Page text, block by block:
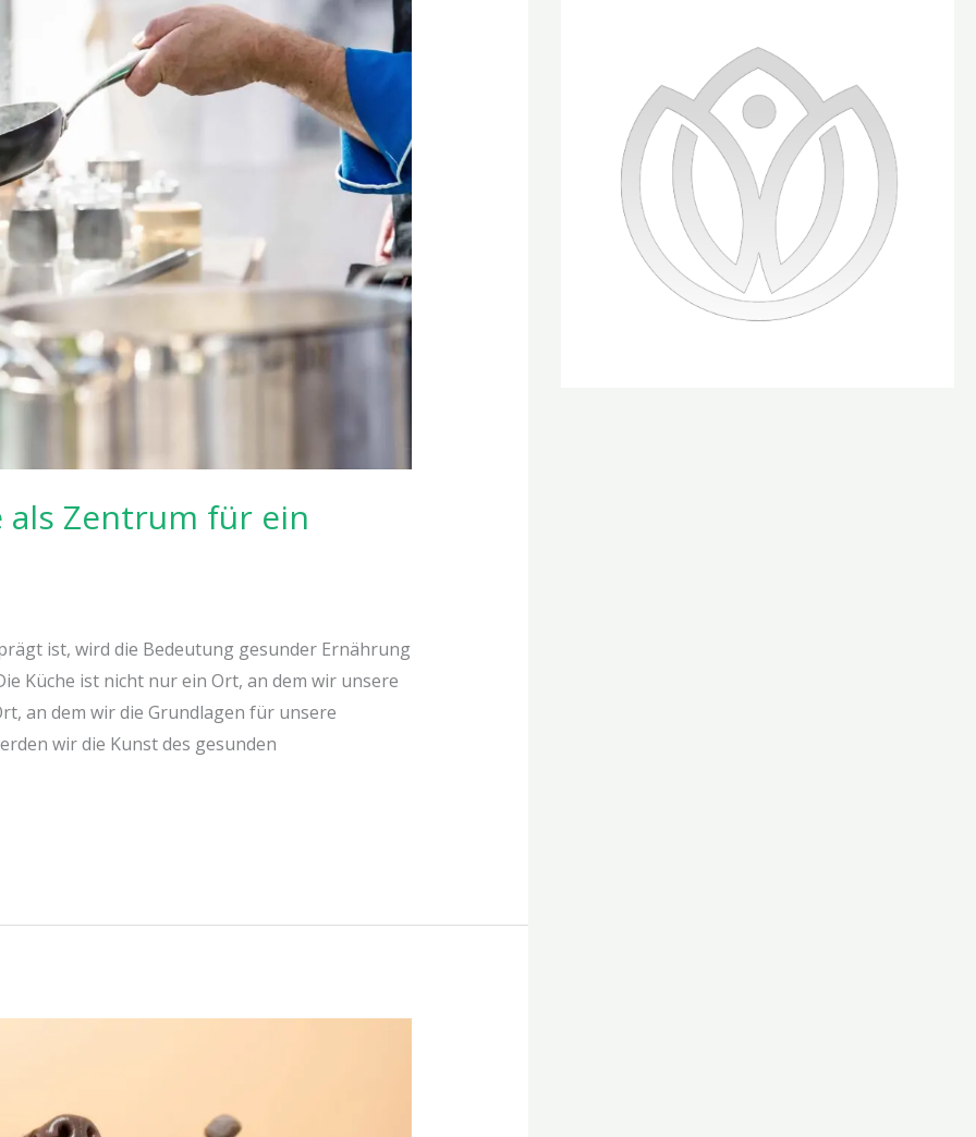
als Zentrum für ein
ist, wird die Bedeutung gesunder Ernährung
Küche ist nicht nur ein Ort, an dem wir unsere
an dem wir die Grundlagen für unsere
wir die Kunst des gesunden